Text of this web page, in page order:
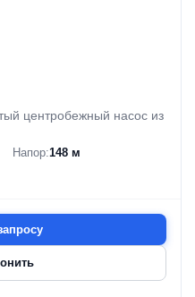
центробежный насос из
Напор:148 м